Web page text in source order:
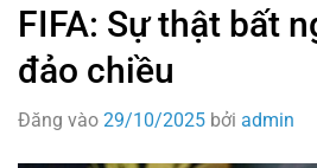
FIFA: Sự thật bất
đảo chiều
Đăng vào 29/10/2025 bởi admin